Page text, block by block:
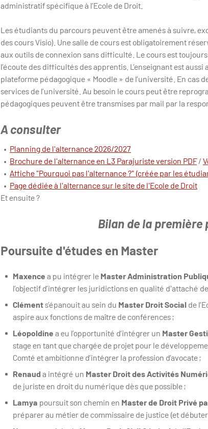
administratif spécifique à l’Ecole de Droit.
Les étudiants du parcours peuvent être amenés à suivre,
des cours Visio). Une salle de cours est obligatoirement
aux outils de connexion sans difficulté. Le cours est toujours
l’écoute des difficultés des apprentis. L’enseignant est
plateforme pédagogique « Moodle » de l’université. En
services de l’université. Au besoin le cours peut être
pédagogiques peuvent être transmises par mail par la
A consulter
• Planning de l'alternance 2026/2027
• Brochure de l'alternance en L3 Parajuriste version PDF/
• Affiche "Pourquoi pas l'alternance ?" (créée par les
• Page dédiée à l'alternance sur le site de l'Ecole de Droit
Et ensuite ?
Bilan de la
Poursuite d'études en Master
Maxence a pu intégrer le Master Administration
l’objectif d’intégrer les juridictions en qualité d'attaché
Cléments’épanouit au sein du Master Droit Social de
aspire aux fonctions de maître de conférences ;
Léopoldine a eu l’opportunité d’intégrer un Master
stage en tant que chargée de projet pour le
Comté et ambitionne d’intégrer la profession d’avocate ;
Renaud a intégré un Master Droit des Activités
de juriste en droit du numérique dès que possible ;
Lamya poursuit son chemin en Master de Droit Privé
préparer au métier de commissaire de justice (et